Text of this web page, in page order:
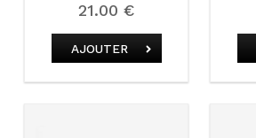
21.00 €
AJOUTER